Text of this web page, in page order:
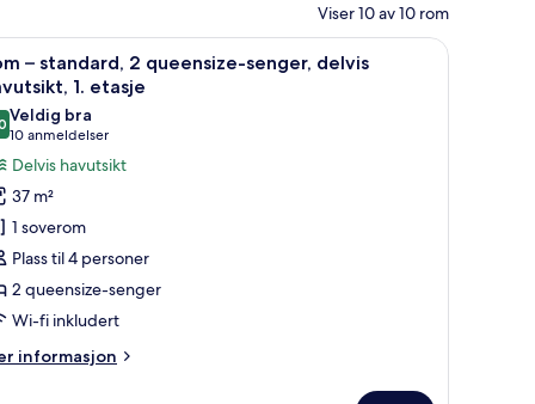
Viser 10 av 10 rom
rommet og blendingsgardiner
balkong, ved havkanten | Sengetøy av topp kvalitet, safe på
Rom – standard, 2 queensize-senger,
6
– standard, 2 queensize-senger, delvis
1. etasje
av 10
Veldig bra
10 anmeldelser
(10
anmeldelser)
Delvis havutsikt
37 m²
1 soverom
Plass til 4 personer
2 queensize-senger
Wi-fi inkludert
informasjon